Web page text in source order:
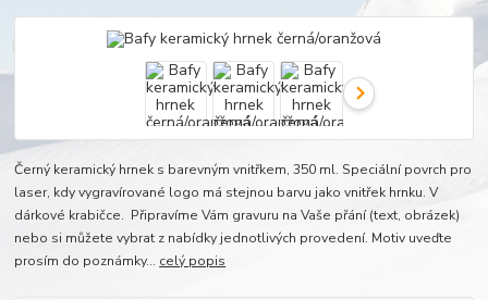
Černý keramický hrnek s barevným vnitřkem, 350 ml. Speciální povrch pro
laser, kdy vygravírované logo má stejnou barvu jako vnitřek hrnku. V
dárkové krabičce. Připravíme Vám gravuru na Vaše přání (text, obrázek)
nebo si můžete vybrat z nabídky jednotlivých provedení. Motiv uveďte
prosím do poznámky... celý popis